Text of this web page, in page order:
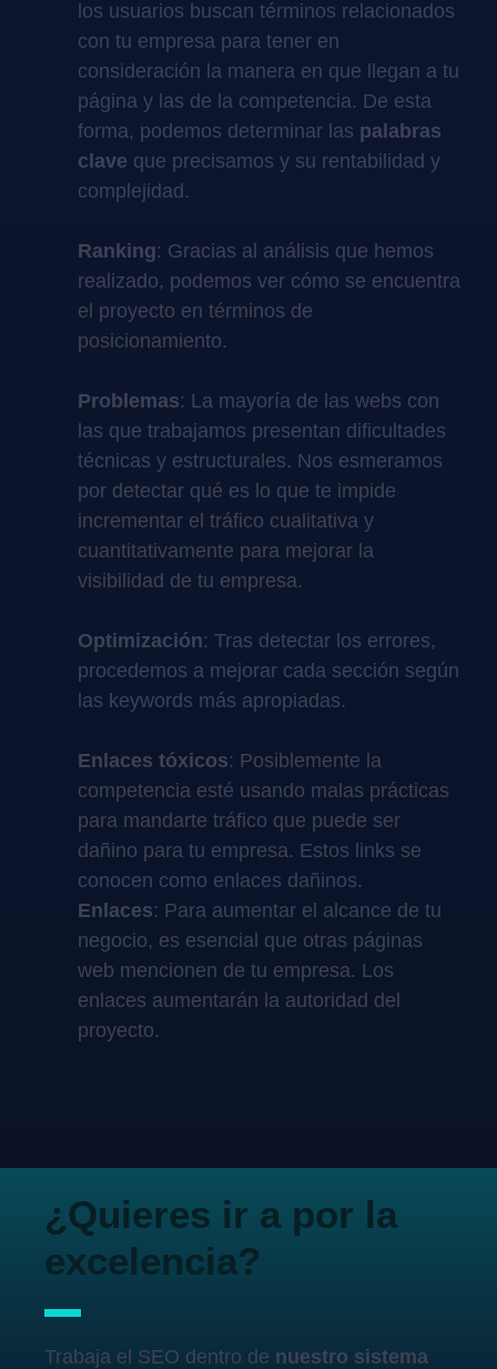
los usuarios buscan términos relacionados
con tu empresa para tener en
consideración la manera en que llegan a tu
página y las de la competencia. De esta
forma, podemos determinar las palabras
clave que precisamos y su rentabilidad y
complejidad.
Ranking: Gracias al análisis que hemos
realizado, podemos ver cómo se encuentra
el proyecto en términos de
posicionamiento.
Problemas: La mayoría de las webs con
las que trabajamos presentan dificultades
técnicas y estructurales. Nos esmeramos
por detectar qué es lo que te impide
incrementar el tráfico cualitativa y
cuantitativamente para mejorar la
visibilidad de tu empresa.
Optimización: Tras detectar los errores,
procedemos a mejorar cada sección según
las keywords más apropiadas.
Enlaces tóxicos: Posiblemente la
competencia esté usando malas prácticas
para mandarte tráfico que puede ser
dañino para tu empresa. Estos links se
conocen como enlaces dañinos.
Enlaces: Para aumentar el alcance de tu
negocio, es esencial que otras páginas
web mencionen de tu empresa. Los
enlaces aumentarán la autoridad del
proyecto.
¿Quieres ir a por la
excelencia?
Trabaja el SEO dentro de nuestro sistema